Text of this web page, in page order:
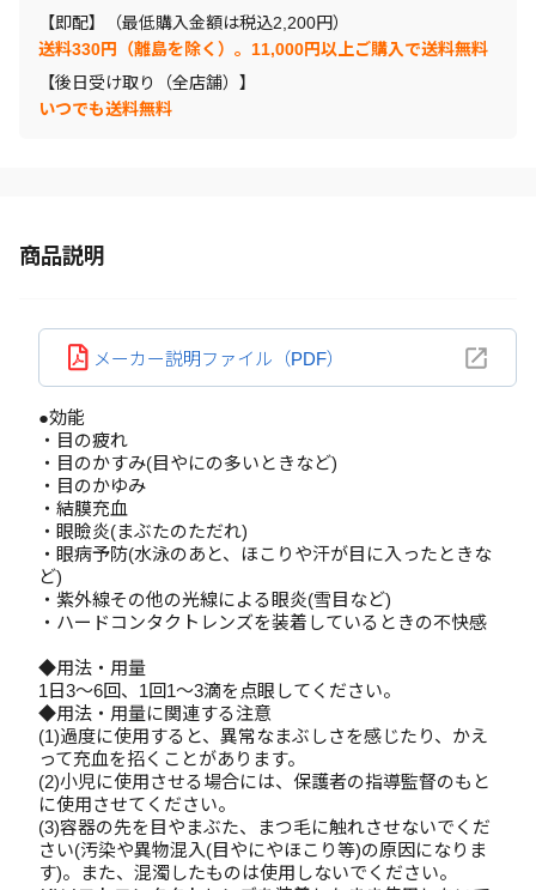
【即配】（最低購入金額は税込2,200円）
送料330円（離島を除く）。11,000円以上ご購入で送料無料
【後日受け取り（全店舗）】
いつでも送料無料
商品説明
メーカー説明ファイル（PDF）
●効能
・目の疲れ
・目のかすみ(目やにの多いときなど)
・目のかゆみ
・結膜充血
・眼瞼炎(まぶたのただれ)
・眼病予防(水泳のあと、ほこりや汗が目に入ったときな
ど)
・紫外線その他の光線による眼炎(雪目など)
・ハードコンタクトレンズを装着しているときの不快感
◆用法・用量
1日3～6回、1回1～3滴を点眼してください。
◆用法・用量に関連する注意
(1)過度に使用すると、異常なまぶしさを感じたり、かえ
って充血を招くことがあります。
(2)小児に使用させる場合には、保護者の指導監督のもと
に使用させてください。
(3)容器の先を目やまぶた、まつ毛に触れさせないでくだ
さい(汚染や異物混入(目やにやほこり等)の原因になりま
す)。また、混濁したものは使用しないでください。